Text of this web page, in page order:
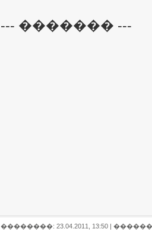
--- ������� ---
��������: 23.04.2011, 13:50 |